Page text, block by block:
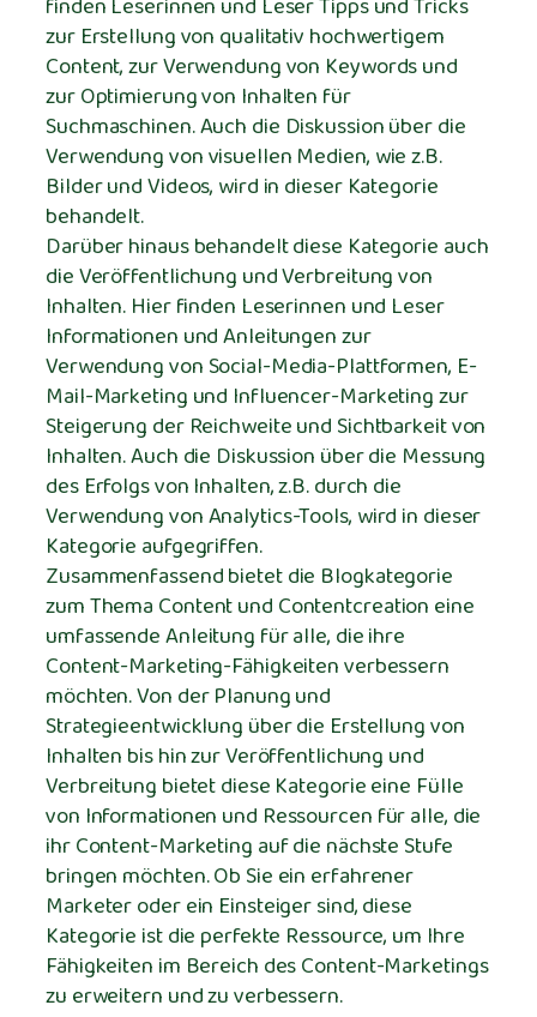
finden Leserinnen und Leser Tipps und Tricks
zur Erstellung von qualitativ hochwertigem
Content, zur Verwendung von Keywords und
zur Optimierung von Inhalten für
Suchmaschinen. Auch die Diskussion über die
Verwendung von visuellen Medien, wie z.B.
Bilder und Videos, wird in dieser Kategorie
behandelt.
Darüber hinaus behandelt diese Kategorie auch
die Veröffentlichung und Verbreitung von
Inhalten. Hier finden Leserinnen und Leser
Informationen und Anleitungen zur
Verwendung von Social-Media-Plattformen, E-
Mail-Marketing und Influencer-Marketing zur
Steigerung der Reichweite und Sichtbarkeit von
Inhalten. Auch die Diskussion über die Messung
des Erfolgs von Inhalten, z.B. durch die
Verwendung von Analytics-Tools, wird in dieser
Kategorie aufgegriffen.
Zusammenfassend bietet die Blogkategorie
zum Thema Content und Contentcreation eine
umfassende Anleitung für alle, die ihre
Content-Marketing-Fähigkeiten verbessern
möchten. Von der Planung und
Strategieentwicklung über die Erstellung von
Inhalten bis hin zur Veröffentlichung und
Verbreitung bietet diese Kategorie eine Fülle
von Informationen und Ressourcen für alle, die
ihr Content-Marketing auf die nächste Stufe
bringen möchten. Ob Sie ein erfahrener
Marketer oder ein Einsteiger sind, diese
Kategorie ist die perfekte Ressource, um Ihre
Fähigkeiten im Bereich des Content-Marketings
zu erweitern und zu verbessern.